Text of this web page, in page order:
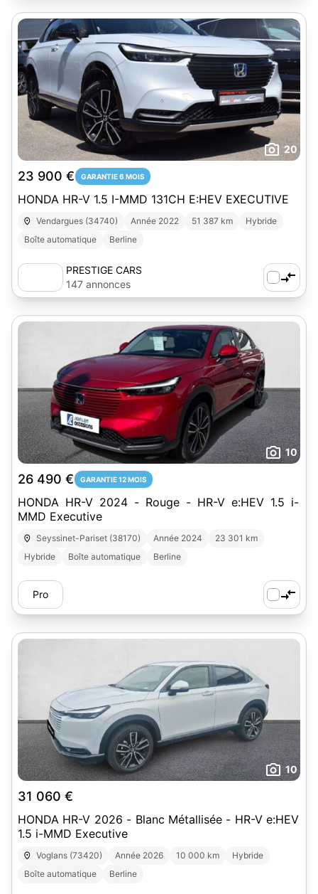
20
23 900 € GARANTIE 6 MOIS
HONDA HR-V 1.5 I-MMD 131CH E:HEV EXECUTIVE
Vendargues (34740) Année 2022 51 387 km
Hybride
Boîte automatique
Berline
PRESTIGE CARS
147 annonces
10
26 490 € GARANTIE 12 MOIS
HONDA HR-V 2024 - Rouge - HR-V e:HEV 1.5 i-
MMD Executive
Seyssinet-Pariset (38170) Année 2024
23 301 km
Hybride
Boîte automatique Berline
Pro
10
31 060 €
HONDA HR-V 2026 - Blanc Métallisée - HR-V e:HEV
1.5 i-MMD Executive
Voglans (73420) Année 2026 10 000 km
Hybride
Boîte automatique
Berline